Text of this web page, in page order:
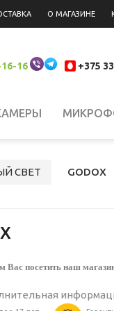
О МАГАЗИНЕ
16 +375 33
СВЕТ GODOX
Вас посетить наш